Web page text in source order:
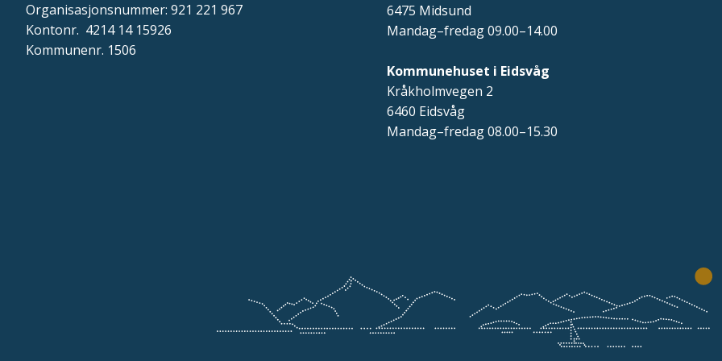
Organisasjonsnummer: 921 221 967
Kontonr. 4214 14 15926
Kommunenr. 1506
6475 Midsund
Mandag–fredag 09.00–14.00
Kommunehuset i Eidsvåg
Kråkholmvegen 2
6460 Eidsvåg
Mandag–fredag 08.00–15.30